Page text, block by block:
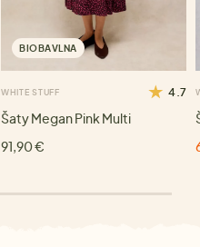
BIOBAVLNA
WHITE STUFF 4.7
Šaty Megan Pink Multi
91,90 €